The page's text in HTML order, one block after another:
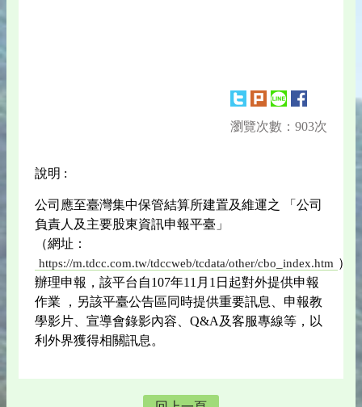
瀏覽次數：903次
說明 :
公司應至臺灣集中保管結算所建置及維運之 「公司
負責人及主要股東資訊申報平臺」
（網址：
https://m.tdcc.com.tw/tdccweb/tcdata/other/cbo_index.htm ）
辦理申報，該平台自107年11月1日起對外提供申報
作業 ，另該平臺公告區同時提供重要訊息、申報教
學影片、宣導會錄影內容、Q&A及客服專線等，以
利外界獲得相關訊息。